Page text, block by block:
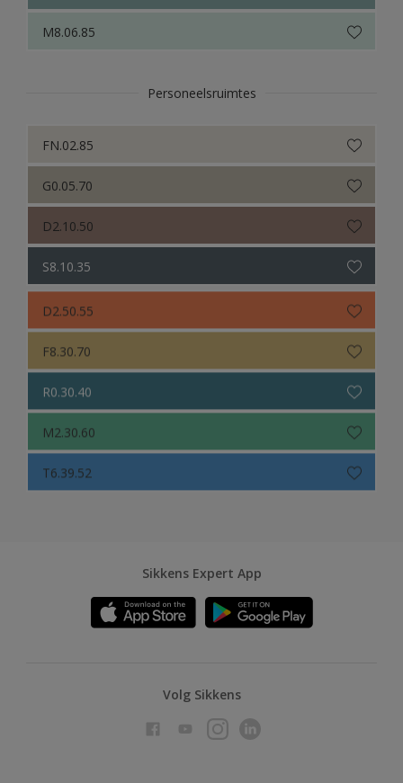
M8.06.85
Personeelsruimtes
FN.02.85
G0.05.70
D2.10.50
S8.10.35
D2.50.55
F8.30.70
R0.30.40
M2.30.60
T6.39.52
Sikkens Expert App
Volg Sikkens